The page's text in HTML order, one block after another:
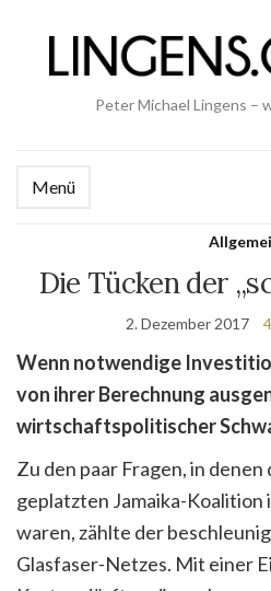
Peter Michael Lingens –
Menü
Die Tücken der
2. Dezember 2017
Wenn notwendige
von ihrer Berechnung
wirtschaftspolitischer
Zu den paar Fragen, in
geplatzten Jamaika-Koalition
waren, zählte der
Glasfaser-Netzes. Mit einer